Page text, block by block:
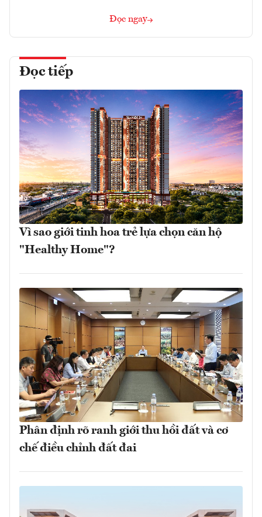
Đọc ngay
Đọc tiếp
Vì sao giới tinh hoa trẻ lựa chọn căn hộ
"Healthy Home"?
Phân định rõ ranh giới thu hồi đất và cơ
chế điều chỉnh đất đai